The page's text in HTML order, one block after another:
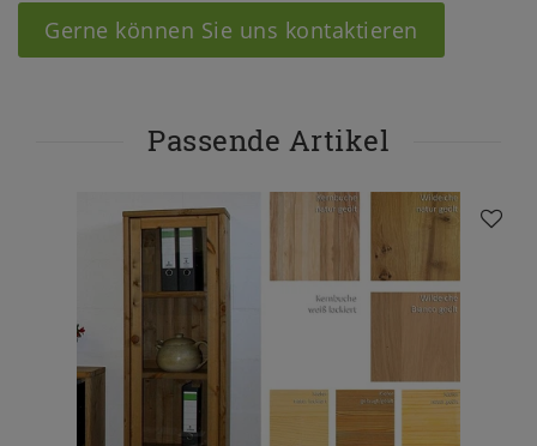
Gerne können Sie uns kontaktieren
Passende Artikel